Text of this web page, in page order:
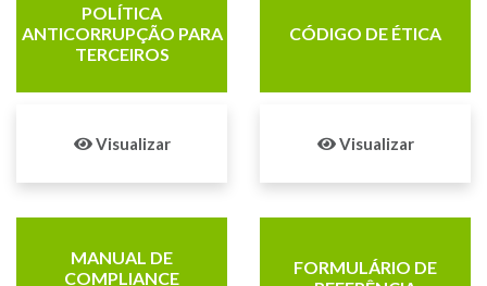
POLÍTICA
ANTICORRUPÇÃO PARA
TERCEIROS
Visualizar
CÓDIGO DE ÉTICA
Visualizar
MANUAL DE
COMPLIANCE
FORMULÁRIO DE